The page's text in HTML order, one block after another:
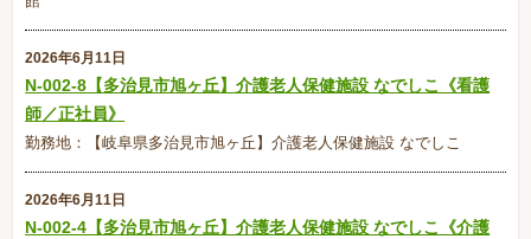
2026年6月11日
N-002-8【多治見市旭ヶ丘】介護老人保健施設 なでしこ《看護
師／正社員》
勤務地：【岐阜県多治見市旭ヶ丘】介護老人保健施設 なでしこ
2026年6月11日
N-002-4【多治見市旭ヶ丘】介護老人保健施設 なでしこ《介護